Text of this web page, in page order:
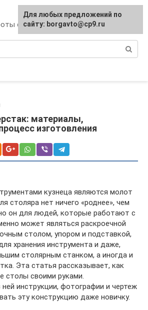
с ними
материалы,
изготовления
кузнеца являются молот
столяра нет ничего «роднее», чем
он для людей, которые работают с
может являться раскроечной
столом, упором и подставкой,
хранения инструмента и даже,
столярным станком, а иногда и
Эта статья рассказывает, как
столы своими руками.
инструкции, фотографии и чертеж
эту конструкцию даже новичку.
Для любых предложений по
сайту: borgavto@cp9.ru